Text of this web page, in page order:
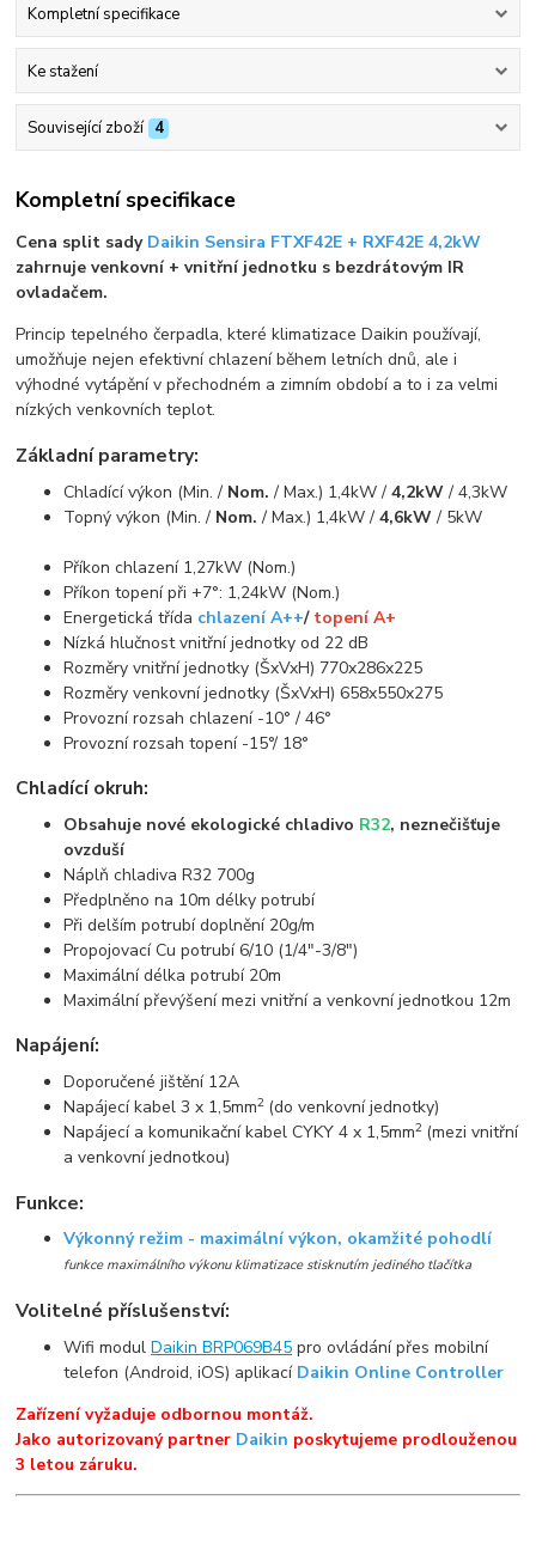
Kompletní specifikace
Ke stažení
Související zboží 4
Kompletní specifikace
Cena split sady Daikin Sensira FTXF42E + RXF42E 4,2kW
zahrnuje venkovní + vnitřní jednotku s bezdrátovým IR
ovladačem.
Princip tepelného čerpadla, které klimatizace Daikin používají,
umožňuje nejen efektivní chlazení během letních dnů, ale i
výhodné vytápění v přechodném a zimním období a to i za velmi
nízkých venkovních teplot.
Základní parametry:
Chladící výkon (Min. / Nom. / Max.) 1,4kW /4,2kW / 4,3kW
Topný výkon (Min. / Nom. / Max.) 1,4kW /4,6kW / 5kW
Příkon chlazení 1,27kW (Nom.)
Příkon topení při +7°: 1,24kW (Nom.)
Energetická třída chlazení A++/ topení A+
Nízká hlučnost vnitřní jednotky od 22 dB
Rozměry vnitřní jednotky (ŠxVxH) 770x286x225
Rozměry venkovní jednotky (ŠxVxH) 658x550x275
Provozní rozsah chlazení -10° / 46°
Provozní rozsah topení -15°/ 18°
Chladící okruh:
Obsahuje nové ekologické chladivo R32, neznečišťuje
ovzduší
Náplň chladiva R32 700g
Předplněno na 10m délky potrubí
Při delším potrubí doplnění 20g/m
Propojovací Cu potrubí 6/10 (1/4"-3/8")
Maximální délka potrubí 20m
Maximální převýšení mezi vnitřní a venkovní jednotkou 12m
Napájení:
Doporučené jištění 12A
Napájecí kabel 3 x 1,5mm2 (do venkovní jednotky)
Napájecí a komunikační kabel CYKY 4 x 1,5mm2 (mezi vnitřní
a venkovní jednotkou)
Funkce:
Výkonný režim - maximální výkon, okamžité pohodlí
funkce maximálního výkonu klimatizace stisknutím jediného tlačítka
Volitelné příslušenství:
Wifi modulDaikin BRP069B45 pro ovládání přes mobilní
telefon (Android, iOS) aplikací Daikin Online Controller
Zařízení vyžaduje odbornou montáž.
Jako autorizovaný partner Daikin poskytujeme prodlouženou
3 letou záruku.